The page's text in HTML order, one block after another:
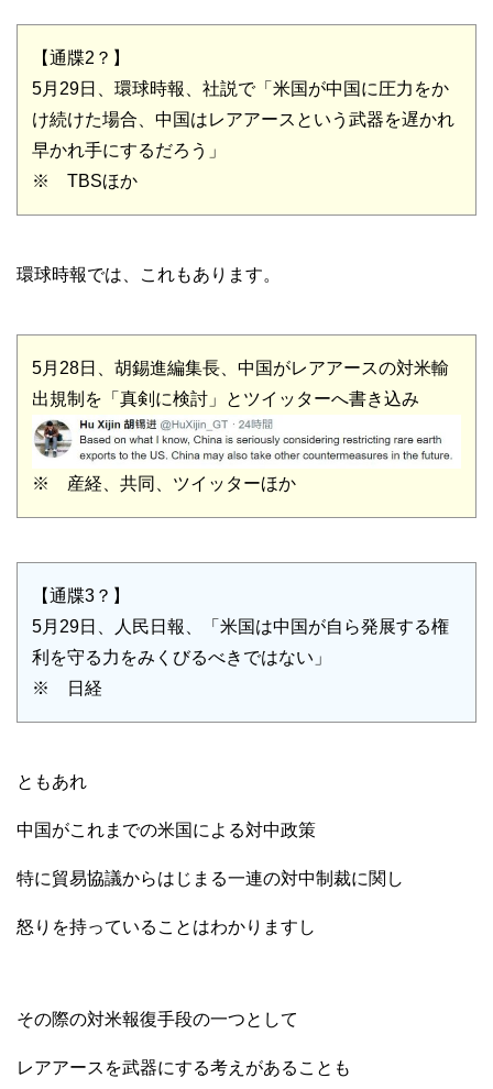
【通牒2？】
5月29日、環球時報、社説で「米国が中国に圧力をか
け続けた場合、中国はレアアースという武器を遅かれ
早かれ手にするだろう」
※ TBSほか
環球時報では、これもあります。
5月28日、胡錫進編集長、中国がレアアースの対米輸
出規制を「真剣に検討」とツイッターへ書き込み
※ 産経、共同、ツイッターほか
【通牒3？】
5月29日、人民日報、「米国は中国が自ら発展する権
利を守る力をみくびるべきではない」
※ 日経
ともあれ
中国がこれまでの米国による対中政策
特に貿易協議からはじまる一連の対中制裁に関し
怒りを持っていることはわかりますし
その際の対米報復手段の一つとして
レアアースを武器にする考えがあることも